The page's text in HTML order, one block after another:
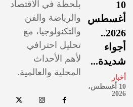
10
أغسطس
2026..
أجواء
شديدة...
أخبار
10 أغسطس،
2026
بلحظة في الاقتصاد
والرياضة والفن
والتكنولوجيا، مع
تحليل احترافي
لأهم الأحداث
المحلية والعالمية.